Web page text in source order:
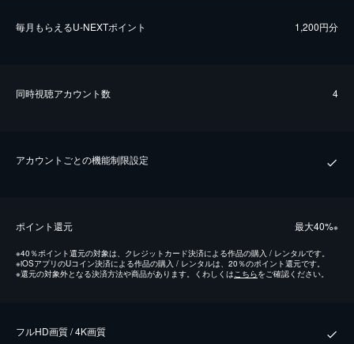
毎⽉もらえるU-NEXTポイント 1,200円分
同時視聴アカウント数 4
アカウントごとの機能制限設定
ポイント還元 最⼤40%※
※40％ポイント還元の対象は、クレジットカード決済による作品の購入 / レンタルです。
※iOSアプリのUコイン決済による作品の購入 / レンタルは、20％のポイント還元です。
※還元の対象外となる決済方法や商品があります。くわしくはこちらをご確認ください。
フルHD画質 / 4K画質